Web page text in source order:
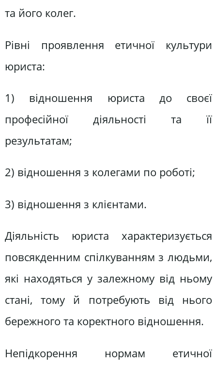
та його колег.
Рівні проявлення етичної культури
юриста:
1) відношення юриста до своєї
професійної діяльності та її
результатам;
2) відношення з колегами по роботі;
3) відношення з клієнтами.
Діяльність юриста характеризується
повсякденним спілкуванням з людьми,
які находяться у залежному від ньому
стані, тому й потребують від нього
бережного та коректного відношення.
Непідкорення нормам етичної